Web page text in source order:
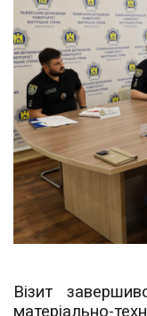
Візит
матеріально-